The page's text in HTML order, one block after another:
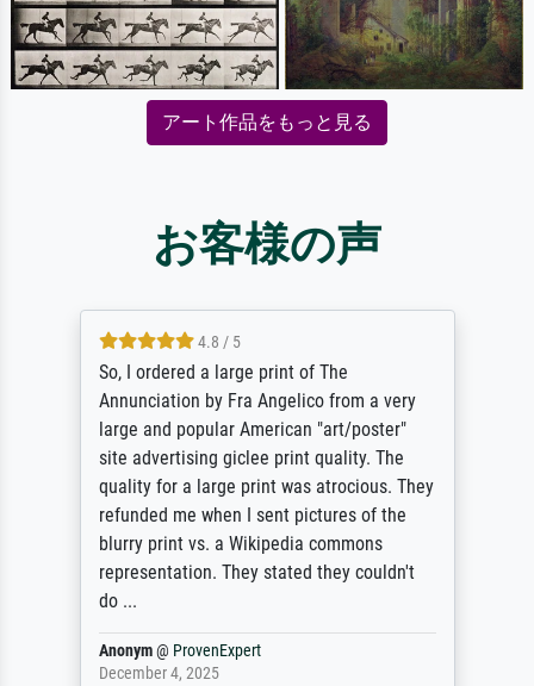
アート作品をもっと見る
お客様の声
4.8 / 5
So, I ordered a large print of The
Annunciation by Fra Angelico from a very
large and popular American "art/poster"
site advertising giclee print quality. The
quality for a large print was atrocious. They
refunded me when I sent pictures of the
blurry print vs. a Wikipedia commons
representation. They stated they couldn't
do ...
Anonym@ ProvenExpert
December 4, 2025